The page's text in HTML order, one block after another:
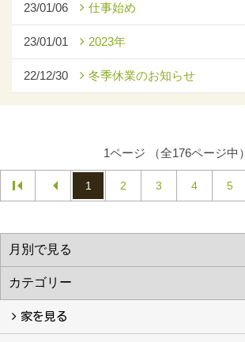
23/01/06 仕事始め
23/01/01 2023年
22/12/30 冬季休業のお知らせ
1ページ （全176ページ中）
1 2 3 4 5
家を見る